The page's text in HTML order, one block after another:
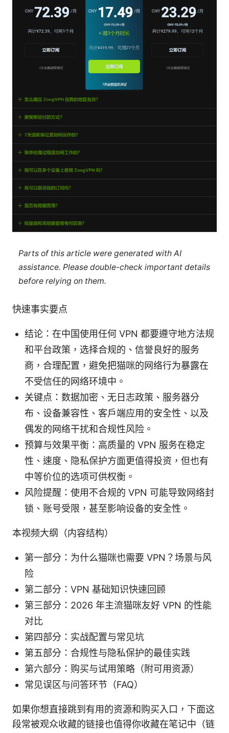
Parts of this article were generated with AI
assistance. Please double-check important details
before relying on them.
快速事实要点
结论：在中国使用任何 VPN 都要遵守地方法规
和平台政策，选择合规的、信誉良好的服务
商，合理配置，避免把猫咪的网络行为暴露在
不受信任的网络环境中。
关键点：数据加密、无日志政策、服务器分
布、设备兼容性、客户端应用的安全性、以及
偶发的网络干扰和合规性风险。
预算与效果平衡：高质量的 VPN 服务在稳定
性、速度、隐私保护方面更值得投资，但也有
中等价位的选项可供权衡。
风险提醒：使用不合规的 VPN 可能导致网络封
锁、账号受限，甚至影响设备的安全性。
本视频大纲（内容结构）
第一部分：为什么猫咪也需要 VPN？场景与风
险
第二部分：VPN 基础知识快速回顾
第三部分：2026 年主流猫咪友好 VPN 的性能
对比
第四部分：实战配置与常见坑
第五部分：合规性与隐私保护的最佳实践
第六部分：购买与试用策略（附可用资源）
常见误区与问答环节（FAQ）
如果你想直接跳到有用的资源和购买入口，下面这
段常被观众收藏的链接也值得你收藏在笔记中（链